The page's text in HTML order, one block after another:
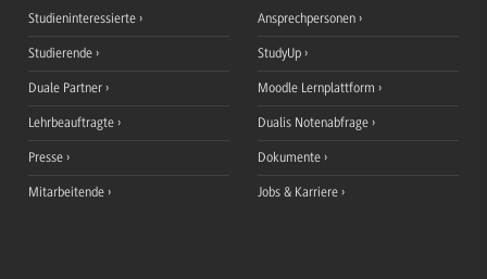
Studieninteressierte
Studierende
Duale Partner
Lehrbeauftragte
Presse
Mitarbeitende
Ansprechpersonen
StudyUp
Moodle Lernplattform
Dualis Notenabfrage
Dokumente
Jobs & Karriere